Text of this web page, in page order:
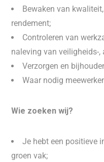
Bewaken van
rendement;
Controleren van
naleving van veiligheids-,
Verzorgen en
Waar nodig
Wie zoeken wij?
Je hebt een positieve
groen vak;